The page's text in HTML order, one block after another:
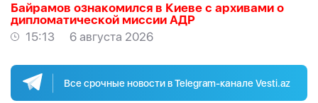
Байрамов ознакомился в Киеве с архивами о
дипломатической миссии АДР
15:13
6 августа 2026
Все срочные новости в Telegram-канале Vesti.az